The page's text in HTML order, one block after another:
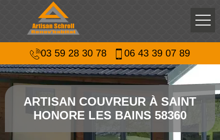
03 59 28 30 78 06 43 39 07 89
ARTISAN COUVREUR À SAINT
HONORE LES BAINS 58360